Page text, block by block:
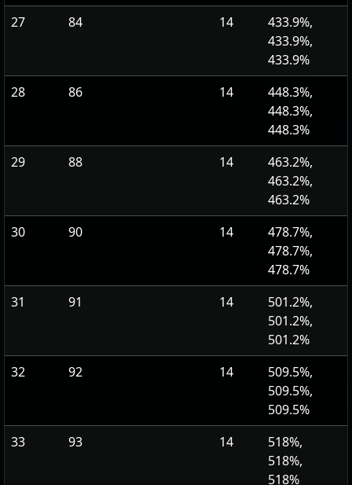
27
84 14
433.9%,
433.9%,
433.9%
28
86 14
448.3%,
448.3%,
448.3%
29
88 14
463.2%,
463.2%,
463.2%
30
90 14
478.7%,
478.7%,
478.7%
31
91 14
501.2%,
501.2%,
501.2%
32
92 14
509.5%,
509.5%,
509.5%
33
93 14
518%,
518%,
518%